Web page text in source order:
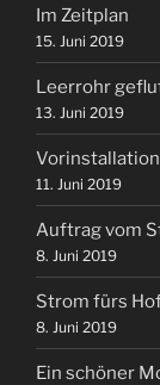
Im Zeitplan
15. Juni 2019
Leerrohr
13. Juni 2019
11. Juni 2019
Auftrag vom
8. Juni 2019
Strom fürs
8. Juni 2019
Ein schöner